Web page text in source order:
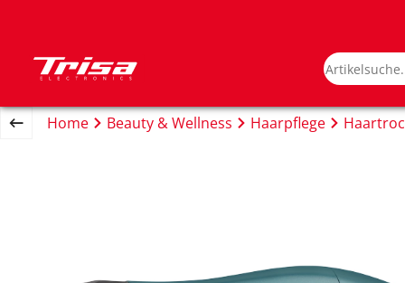
Home Beauty & Wellness Haarpflege